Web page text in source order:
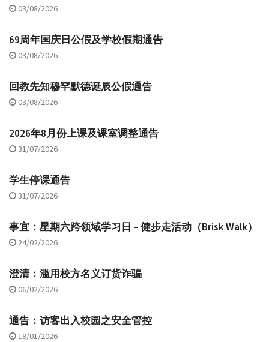
03/08/2026
69周年国庆日公假及学校假期通告
03/08/2026
回教先知穆罕默德诞辰公假通告
03/08/2026
2026年8月份上课及课室调整通告
31/07/2026
学生停课通告
31/07/2026
事宜：星期六跨领域学习日 – 健步走活动（Brisk Walk）
24/02/2026
澄清：滥用校方名义订货诈骗
06/02/2026
通告：访客出入校园之安全管控
19/01/2026